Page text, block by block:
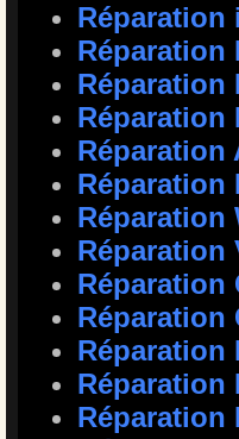
Réparation
Réparation
Réparation
Réparation
Réparation
Réparation
Réparation
Réparation
Réparation
Réparation
Réparation
Réparation
Réparation